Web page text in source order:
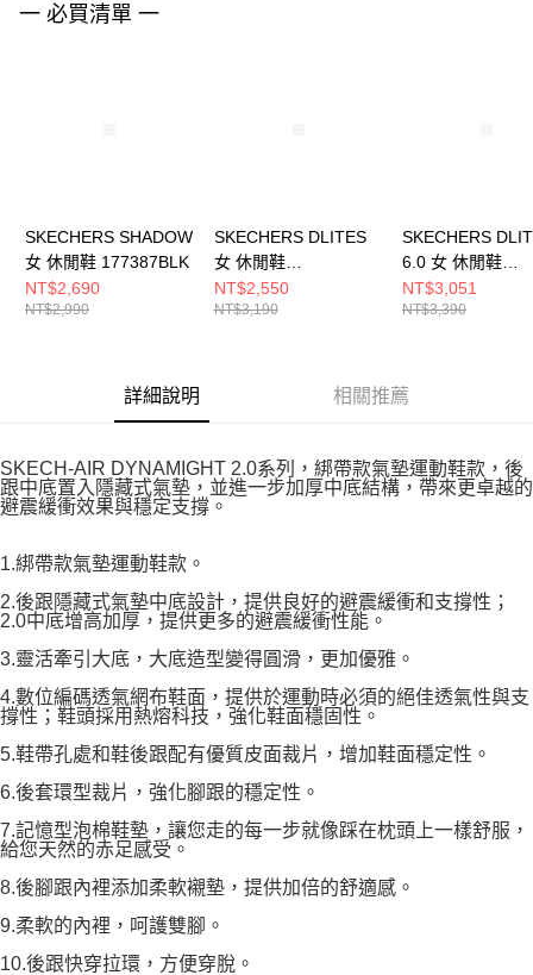
４．使用「AFTEE先享後付」時，將依據個別帳號之用戶狀況，依本公司即
一 必買清單 一
SKECHERS SHADOW
女 休閒鞋 177387BLK
NT$2,690
NT$2,990
SKECHERS DLITES
女 休閒鞋
150537WBKNT
NT$2,550
NT$3,190
SKECHERS
6.0 女 休閒鞋
150704BBK
NT$3,051
NT$3,390
詳細說明 相關推薦
SKECH-AIR DYNAMIGHT 2.0系列，綁帶款氣墊運動鞋款，後
跟中底置入隱藏式氣墊，並進一步加厚中底結構，帶來更卓越的
避震緩衝效果與穩定支撐。
1.綁帶款氣墊運動鞋款。
2.後跟隱藏式氣墊中底設計，提供良好的避震緩衝和支撐性；
2.0中底增高加厚，提供更多的避震緩衝性能。
3.靈活牽引大底，大底造型變得圓滑，更加優雅。
4.數位編碼透氣網布鞋面，提供於運動時必須的絕佳透氣性與支
撐性；鞋頭採用熱熔科技，強化鞋面穩固性。
5.鞋帶孔處和鞋後跟配有優質皮面裁片，增加鞋面穩定性。
6.後套環型裁片，強化腳跟的穩定性。
7.記憶型泡棉鞋墊，讓您走的每一步就像踩在枕頭上一樣舒服，
給您天然的赤足感受。
8.後腳跟內裡添加柔軟襯墊，提供加倍的舒適感。
9.柔軟的內裡，呵護雙腳。
10.後跟快穿拉環，方便穿脫。